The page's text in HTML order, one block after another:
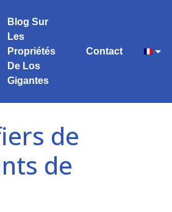
Blog Sur
Les
Propriétés
De Los
Gigantes
Contact
de
de